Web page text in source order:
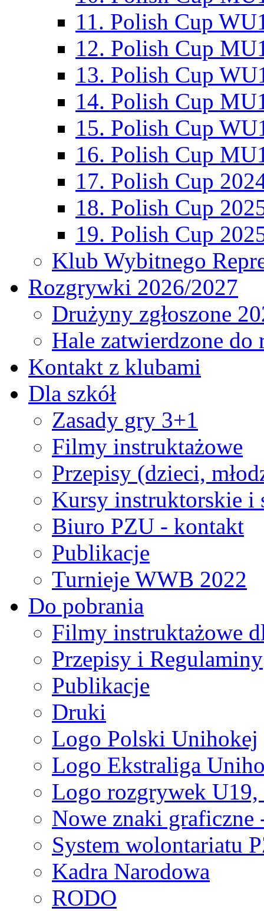
11. Polish Cup
12. Polish Cup
13. Polish Cup
14. Polish Cup
15. Polish Cup
16. Polish Cup
17. Polish Cup
18. Polish Cup
19. Polish Cup
Klub Wybitnego
Rozgrywki 2026/2027
Drużyny zgłoszone
Hale zatwierdzone
Kontakt z klubami
Dla szkół
Zasady gry 3+1
Filmy instruktażowe
Przepisy (dzieci,
Kursy instruktorskie i
Biuro PZU - kontakt
Publikacje
Turnieje WWB 2022
Do pobrania
Filmy instruktażowe
Przepisy i Regulaminy
Publikacje
Druki
Logo Polski Unihokej
Logo Ekstraliga
Logo rozgrywek
Nowe znaki graficzne
System wolontariatu
Kadra Narodowa
RODO